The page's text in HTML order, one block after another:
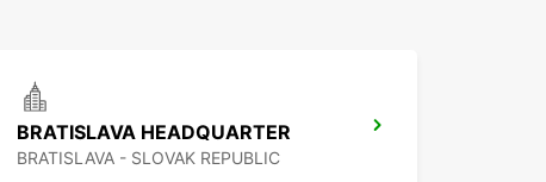
BRATISLAVA HEADQUARTER
BRATISLAVA - SLOVAK REPUBLIC